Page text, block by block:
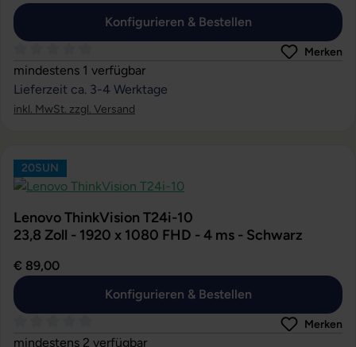
Konfigurieren & Bestellen
Durchschnittliche Bewertung von 0 von 5 Sternen
Merken
mindestens 1 verfügbar
Lieferzeit ca. 3-4 Werktage
inkl. MwSt. zzgl. Versand
20SUN
Lenovo ThinkVision T24i-10
23,8 Zoll - 1920 x 1080 FHD - 4 ms - Schwarz
€ 89,00
Konfigurieren & Bestellen
Durchschnittliche Bewertung von 0 von 5 Sternen
Merken
mindestens 2 verfügbar